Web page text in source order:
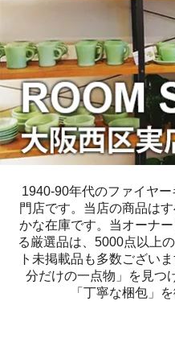
1940-90年代のファイヤ
門店です。当店の商品は
かな在庫です。当オーナ
る厳選品は、5000点以上
ト未掲載品も多数ござい
分だけの一点物」を見つ
「丁寧な梱包」